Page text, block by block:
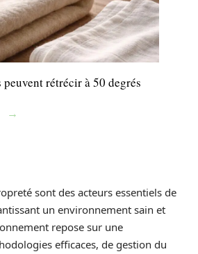
peuvent rétrécir à 50 degrés
sont des acteurs essentiels de
un environnement sain et
repose sur une
efficaces, de gestion du